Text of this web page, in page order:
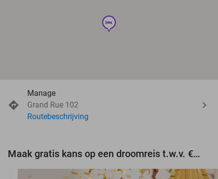
hotel
Manage
Grand Rue 102
Routebeschrijving
Maak gratis kans op een droomreis t.w.v. €3.000!